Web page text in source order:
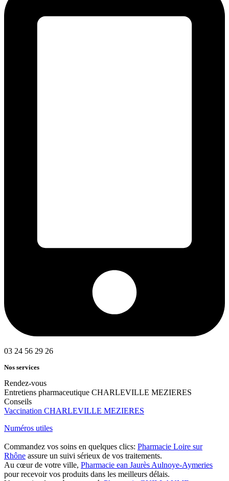
03 24 56 29 26
Nos services
Rendez-vous
Entretiens pharmaceutique CHARLEVILLE MEZIERES
Conseils
Vaccination CHARLEVILLE MEZIERES
Numéros utiles
Commandez vos soins en quelques clics: Pharmacie Loire sur
Rhône assure un suivi sérieux de vos traitements.
Au cœur de votre ville, Pharmacie ean Jaurès Aulnoye-Aymeries
pour recevoir vos produits dans les meilleurs délais.